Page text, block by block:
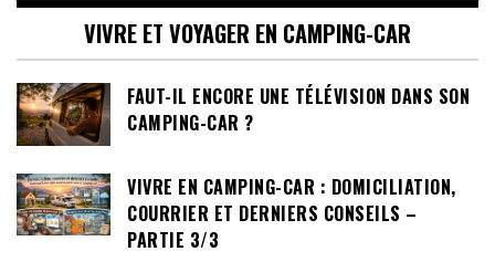
VIVRE ET VOYAGER EN CAMPING-CAR
FAUT-IL ENCORE UNE TÉLÉVISION DANS SON
CAMPING-CAR ?
VIVRE EN CAMPING-CAR : DOMICILIATION,
COURRIER ET DERNIERS CONSEILS –
PARTIE 3/3